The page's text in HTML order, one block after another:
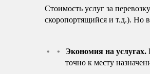
Стоимость услуг за
скоропортящийся и т.д.). Но
Экономия на услугах.
точно к месту